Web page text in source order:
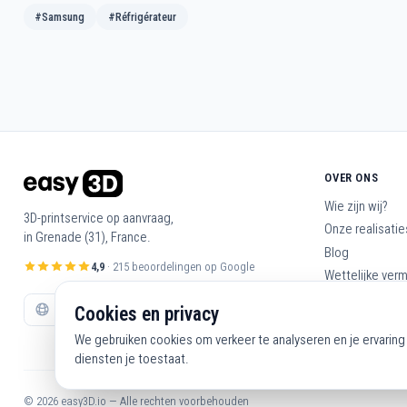
#Samsung #Réfrigérateur
3D-printservice op aanvraag,
in Grenade (31), France.
4,9· 215 beoordelingen op Google
OVER ONS
Wie zijn wij?
Onze
Blog
Wettelijke
© 2026 easy3D.io — Alle rechten voorbehouden
Cookies en privacy
We gebruiken cookies om verkeer te analyseren en je
diensten je toestaat.